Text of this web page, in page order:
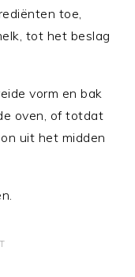
toe,
tot het beslag
vorm en bak
oven, of totdat
uit het midden